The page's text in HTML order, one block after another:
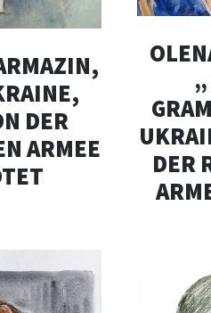
DER
ARMEE
DER